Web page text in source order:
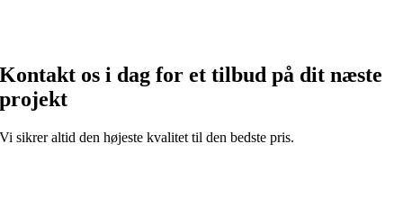
Kontakt os i dag for et tilbud på dit næste
projekt
Vi sikrer altid den højeste kvalitet til den bedste pris.